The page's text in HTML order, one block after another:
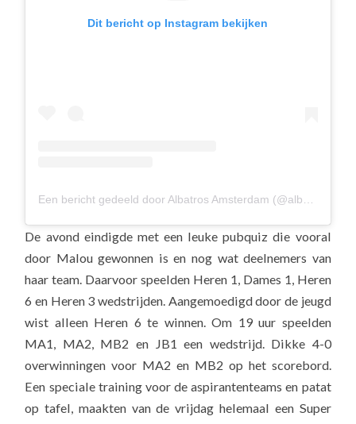
Dit bericht op Instagram bekijken
Een bericht gedeeld door Albatros Amsterdam (@albavolley)
De avond eindigde met een leuke pubquiz die vooral
door Malou gewonnen is en nog wat deelnemers van
haar team. Daarvoor speelden Heren 1, Dames 1, Heren
6 en Heren 3 wedstrijden. Aangemoedigd door de jeugd
wist alleen Heren 6 te winnen. Om 19 uur speelden
MA1, MA2, MB2 en JB1 een wedstrijd. Dikke 4-0
overwinningen voor MA2 en MB2 op het scorebord.
Een speciale training voor de aspirantenteams en patat
op tafel, maakten van de vrijdag helemaal een Super